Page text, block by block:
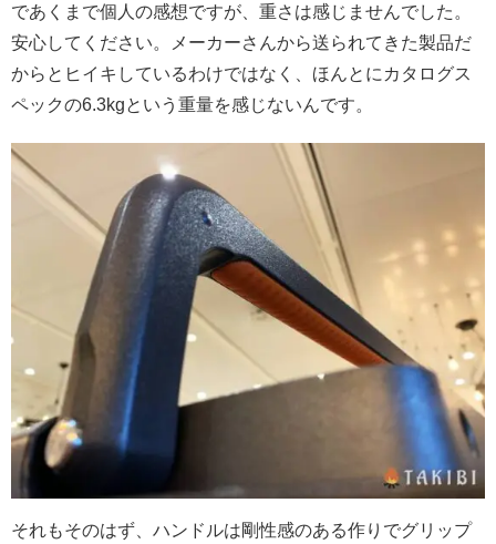
であくまで個人の感想ですが、重さは感じませんでした。
安心してください。メーカーさんから送られてきた製品だ
からとヒイキしているわけではなく、ほんとにカタログス
ペックの6.3kgという重量を感じないんです。
それもそのはず、ハンドルは剛性感のある作りでグリップ